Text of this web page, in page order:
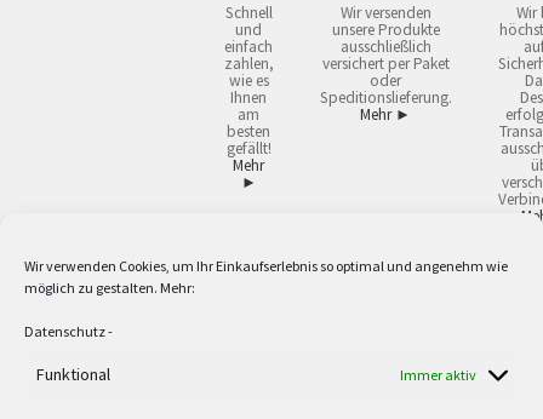
Wir verwenden Cookies, um Ihr Einkaufserlebnis so optimal und angenehm wie
möglich zu gestalten. Mehr:
Datenschutz-
Funktional Immer aktiv
Schnell
und
einfach
zahlen,
wie es
Ihnen
am
besten
gefällt!
Mehr
►
Wir versenden
unsere Produkte
ausschließlich
versichert per Paket
oder
Speditionslieferung.
Mehr ►
Wir
2 Lieferzeiten gelten mit Express-24.
Versandkostenfrei ab 59,90 € Nettowarenwert. Inseln ausgenommen. Unsere
Berufe zur Verwendung in der selbständigen, beruflichen oder gewerblichen